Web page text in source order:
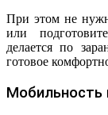
При этом не
или
делается по
готовое
Мобильность